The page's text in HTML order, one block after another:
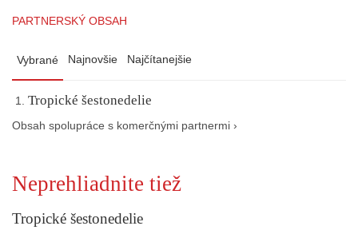
PARTNERSKÝ OBSAH
Vybrané Najnovšie Najčítanejšie
Tropické šestonedelie
Obsah spolupráce s komerčnými partnermi ›
Neprehliadnite tiež
Tropické šestonedelie